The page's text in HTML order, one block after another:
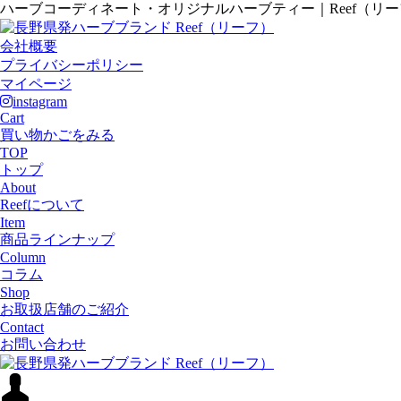
ハーブコーディネート・オリジナルハーブティー｜Reef（リ
会社概要
プライバシーポリシー
マイページ
instagram
Cart
買い物かごをみる
TOP
トップ
About
Reefについて
Item
商品ラインナップ
Column
コラム
Shop
お取扱店舗のご紹介
Contact
お問い合わせ